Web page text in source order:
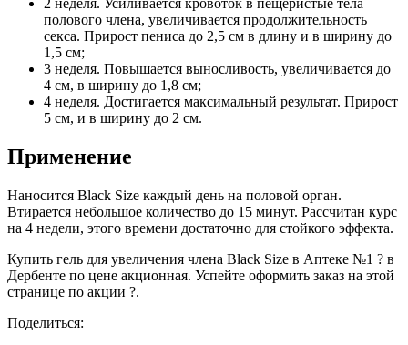
2 неделя. Усиливается кровоток в пещеристые тела
полового члена, увеличивается продолжительность
секса. Прирост пениса до 2,5 см в длину и в ширину до
1,5 см;
3 неделя. Повышается выносливость, увеличивается до
4 см, в ширину до 1,8 см;
4 неделя. Достигается максимальный результат. Прирост
5 см, и в ширину до 2 см.
Применение
Наносится Black Size каждый день на половой орган.
Втирается небольшое количество до 15 минут. Рассчитан курс
на 4 недели, этого времени достаточно для стойкого эффекта.
Купить гель для увеличения члена Black Size в Аптеке №1 ? в
Дербенте по цене акционная. Успейте оформить заказ на этой
странице по акции ?.
Поделиться: